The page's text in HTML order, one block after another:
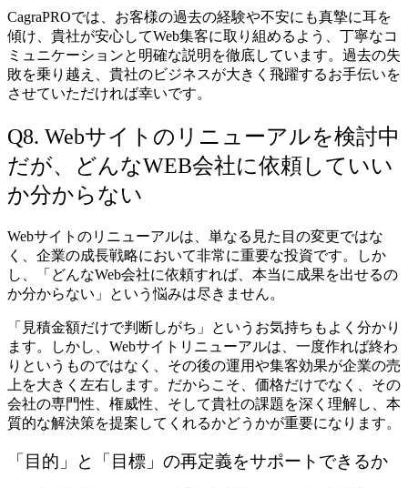
CagraPROでは、お客様の過去の経験や不安にも真摯に耳を
傾け、貴社が安心してWeb集客に取り組めるよう、丁寧なコ
ミュニケーションと明確な説明を徹底しています。過去の失
敗を乗り越え、貴社のビジネスが大きく飛躍するお手伝いを
させていただければ幸いです。
Q8. Webサイトのリニューアルを検討中
だが、どんなWEB会社に依頼していい
か分からない
Webサイトのリニューアルは、単なる見た目の変更ではな
く、企業の成長戦略において非常に重要な投資です。しか
し、「どんなWeb会社に依頼すれば、本当に成果を出せるの
か分からない」という悩みは尽きません。
「見積金額だけで判断しがち」というお気持ちもよく分かり
ます。しかし、Webサイトリニューアルは、一度作れば終わ
りというものではなく、その後の運用や集客効果が企業の売
上を大きく左右します。だからこそ、価格だけでなく、その
会社の専門性、権威性、そして貴社の課題を深く理解し、本
質的な解決策を提案してくれるかどうかが重要になります。
「目的」と「目標」の再定義をサポートできるか